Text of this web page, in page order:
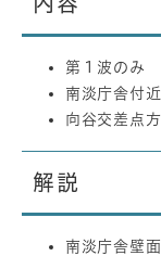
第１波のみ
南淡庁舎付近
向谷交差点
解説
南淡庁舎壁